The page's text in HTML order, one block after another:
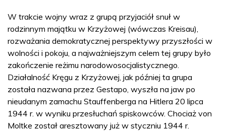
W trakcie wojny wraz z grupą przyjaciół snuł w
rodzinnym majątku w Krzyżowej (wówczas Kreisau),
rozważania demokratycznej perspektywy przyszłości w
wolności i pokoju, a najważniejszym celem tej grupy było
zakończenie reżimu narodowosocjalistycznego.
Działalność Kręgu z Krzyżowej, jak później ta grupa
została nazwana przez Gestapo, wyszła na jaw po
nieudanym zamachu Stauffenberga na Hitlera 20 lipca
1944 r. w wyniku przesłuchań spiskowców. Chociaż von
Moltke został aresztowany już w styczniu 1944 r.